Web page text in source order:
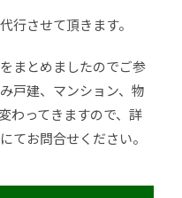
行させて頂きます。
まとめましたのでご参
戸建、マンション、物
わってきますので、詳
てお問合せください。